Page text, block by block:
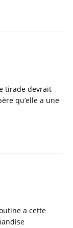
tirade devrait
qu’elle a une
a cette